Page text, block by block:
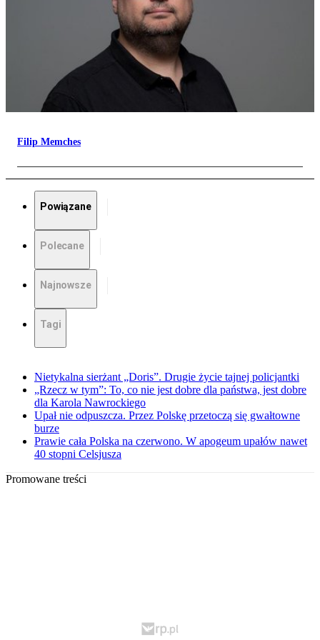
Filip Memches
Powiązane
Polecane
Najnowsze
Tagi
Nietykalna sierżant „Doris”. Drugie życie tajnej policjantki
„Rzecz w tym”: To, co nie jest dobre dla państwa, jest dobre
dla Karola Nawrockiego
Upał nie odpuszcza. Przez Polskę przetoczą się gwałtowne
burze
Prawie cała Polska na czerwono. W apogeum upałów nawet
40 stopni Celsjusza
Promowane treści